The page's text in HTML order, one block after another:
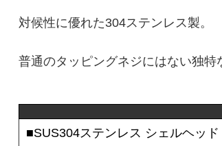
対候性に優れた304ステンレス製。
普通のタッピングネジにはない独特
■SUS304ステンレス シェルヘッ